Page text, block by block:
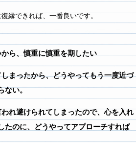
縁できれば、一番良いです。
ら、慎重に慎重を期したい
まったから、どうやってもう一度近づ
ない。
れ避けられてしまったので、心を入れ
たのに、どうやってアプローチすれば